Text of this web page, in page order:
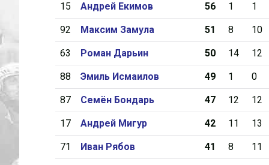
15 Андрей Екимов 56 1 1
92 Максим Замула 51 8 10
63 Роман Дарьин 50 14 12
88 Эмиль Исмаилов 49 1 0
87 Семён Бондарь 47 12 12
17 Андрей Мигур 42 11 13
71 Иван Рябов 41 8 11